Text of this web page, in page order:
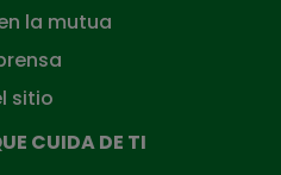
la mutua
sitio
CUIDA DE TI